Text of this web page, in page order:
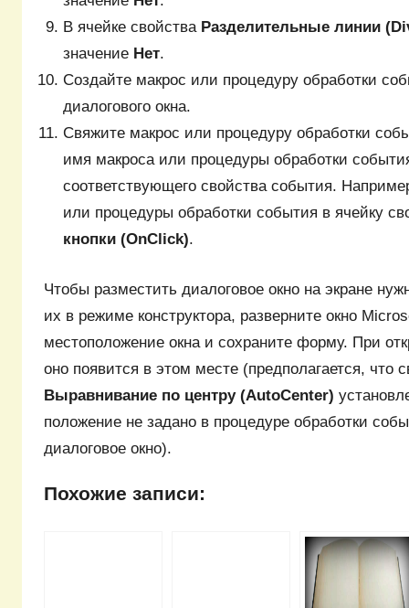
В ячейке свойства Разделительные линии
значение Нет.
Создайте макрос или процедуру обработки
диалогового окна.
Свяжите макрос или процедуру обработки
имя макроса или процедуры обработки
соответствующего свойства события.
или процедуры обработки события в ячейку
кнопки (OnClick).
Чтобы разместить диалоговое окно на экране
их в режиме конструктора, разверните окно
местоположение окна и сохраните форму. При
оно появится в этом месте (предполагается, что
Выравнивание по центру (AutoCenter)
положение не задано в процедуре обработки
диалоговое окно).
Похожие записи: